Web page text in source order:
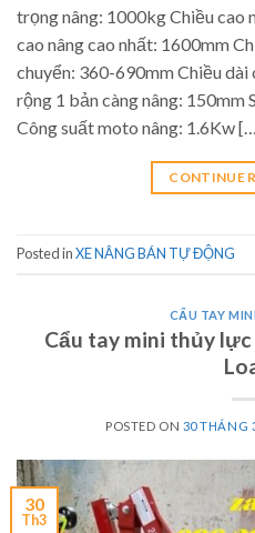
trọng nâng: 1000kg Chiều cao
cao nâng cao nhất: 1600mm
chuyển: 360-690mm Chiều dài
rộng 1 bản càng nâng: 150mm
Công suất moto nâng: 1.6Kw
CONTINUE
Posted inXE NÂNG BÁN TỰ ĐỘNG
CẨU TAY
Cẩu tay mini thủy
POSTED ON 30 THÁNG
30
Th3